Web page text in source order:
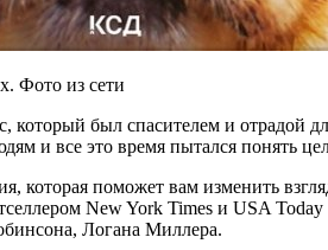
Фото из сети
который был спасителем и отрадой
и все это время пытался понять
которая поможет вам изменить
New York Times и USA
Логана Миллера.